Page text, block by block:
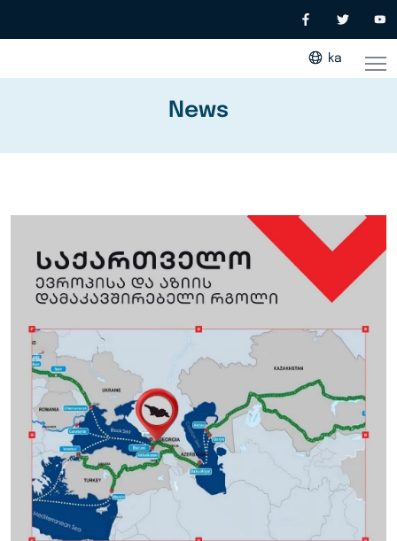
ka
News